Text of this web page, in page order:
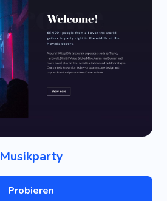
Musikparty
Probieren